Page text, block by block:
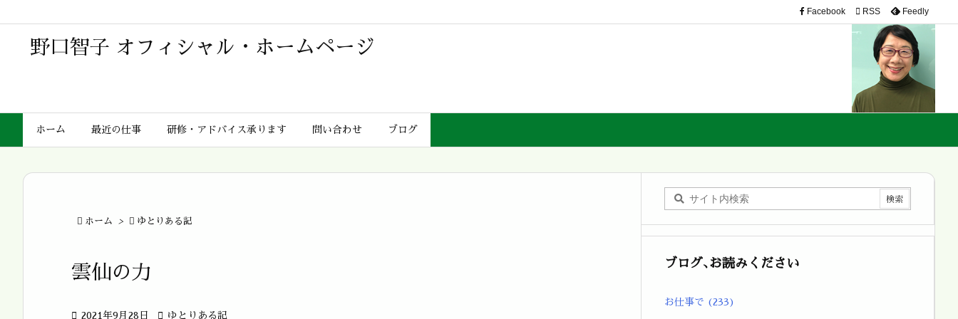
野口智子 オフィシャル・ホームページ
ホーム 最近の仕事 研修・アドバイス承ります 問い合わせ ブログ
Facebook  RSS Feedly
 ホーム >  ゆとりある記
雲仙の力
 2021年9月28日  ゆとりある記
ブログ､お読みください
お仕事で (233)